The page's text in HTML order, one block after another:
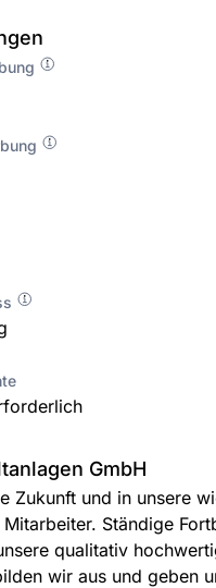
GmbH
Zukunft und in unsere
Ständige
qualitativ
wir aus und geben